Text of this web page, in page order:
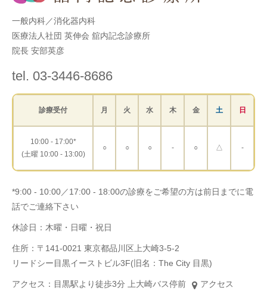
一般内科／消化器内科
医療法人社団 英伸会 舘内記念診療所
院長 安部英彦
tel. 03-3446-8686
診療受付 月 火 水 木 金 土 日
10:00 - 17:00*
(土曜 10:00 - 13:00)
○ ○ ○ - ○ △ -
*9:00 - 10:00／17:00 - 18:00の診療をご希望の方は前日までに電
話でご連絡下さい
休診日：木曜・日曜・祝日
住所：〒141-0021 東京都品川区上大崎3-5-2
リードシー目黒イーストビル3F(旧名：The City 目黒)
アクセス：目黒駅より徒歩3分 上大崎バス停前 アクセス